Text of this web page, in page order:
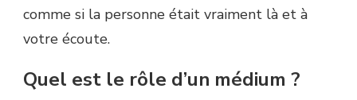
comme si la personne était vraiment là et à
votre écoute.
Quel est le rôle d’un médium ?